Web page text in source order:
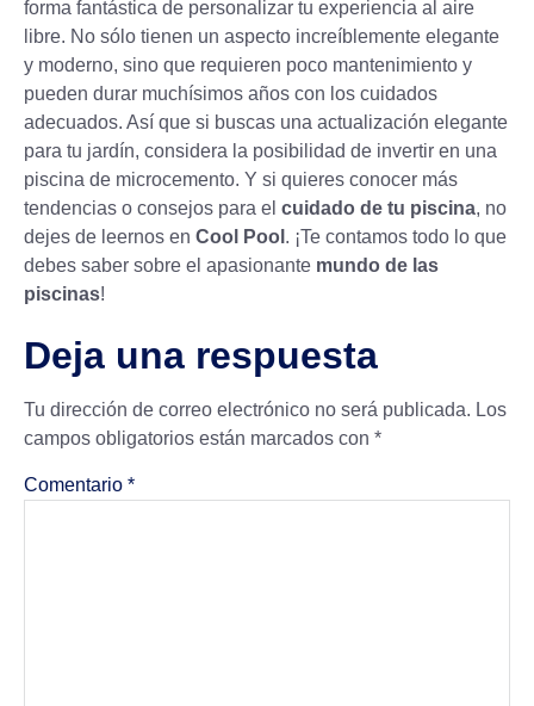
forma fantástica de personalizar tu experiencia al aire
libre. No sólo tienen un aspecto increíblemente elegante
y moderno, sino que requieren poco mantenimiento y
pueden durar muchísimos años con los cuidados
adecuados. Así que si buscas una actualización elegante
para tu jardín, considera la posibilidad de invertir en una
piscina de microcemento. Y si quieres conocer más
tendencias o consejos para el cuidado de tu piscina, no
dejes de leernos en Cool Pool . ¡Te contamos todo lo que
debes saber sobre el apasionante mundo de las
piscinas!
Deja una respuesta
Tu dirección de correo electrónico no será publicada. Los
campos obligatorios están marcados con *
Comentario *